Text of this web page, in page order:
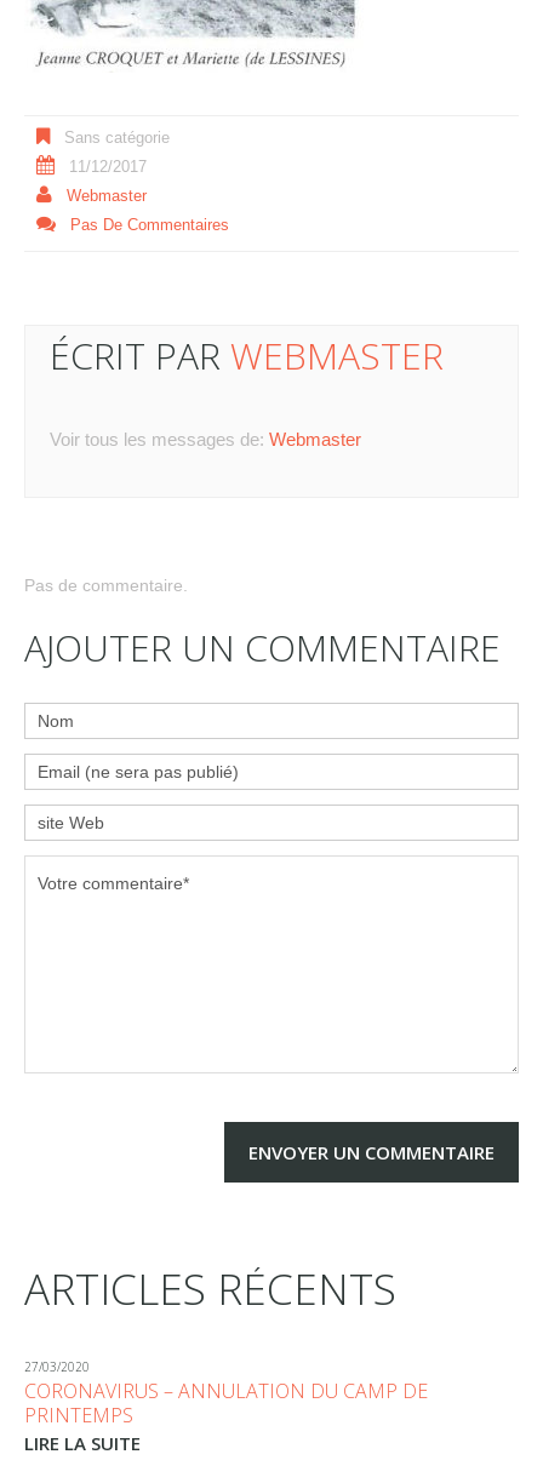
Sans catégorie
11/12/2017
Webmaster
Pas De Commentaires
ÉCRIT PAR WEBMASTER
Voir tous les messages de: Webmaster
Pas de commentaire.
AJOUTER UN COMMENTAIRE
ARTICLES RÉCENTS
27/03/2020
CORONAVIRUS – ANNULATION DU CAMP DE
PRINTEMPS
LIRE LA SUITE